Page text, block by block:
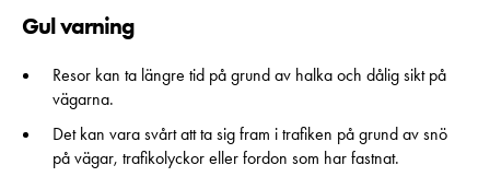
Gul varning
Resor kan ta längre tid på grund av halka och dålig sikt på
vägarna.
Det kan vara svårt att ta sig fram i trafiken på grund av snö
på vägar, trafikolyckor eller fordon som har fastnat.